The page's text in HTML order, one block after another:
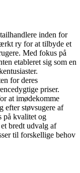
inden for
ry for at tilbyde et
Med fokus på
etableret sig som en
for deres
priser.
at imødekomme
efter støvsugere af
på kvalitet og
bredt udvalg af
til forskellige behov